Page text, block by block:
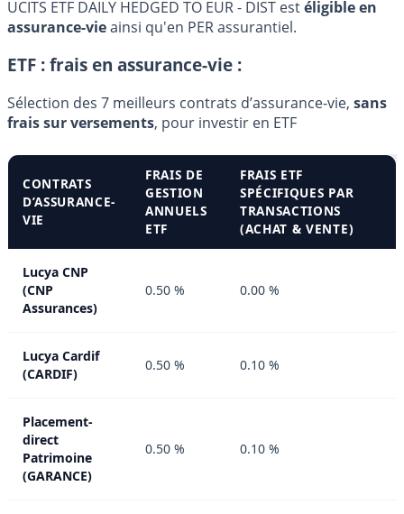
UCITS ETF DAILY HEDGED TO EUR - DIST estéligible en
assurance-vieainsi qu'en PER assurantiel.
ETF : frais en assurance-vie :
Sélection des 7 meilleurs contrats d’assurance-vie, sans
frais sur versements, pour investir en ETF
CONTRATS
D’ASSURANCE-
VIE
FRAIS DE
GESTION
ANNUELS
ETF
FRAIS ETF
SPÉCIFIQUES PAR
TRANSACTIONS
(ACHAT & VENTE)
Lucya CNP
(CNP
Assurances)
0.50 % 0.00 %
Lucya Cardif
(CARDIF)
0.50 % 0.10 %
Placement-
direct
Patrimoine
(GARANCE)
0.50 % 0.10 %